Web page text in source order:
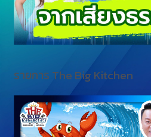
รายการ The Big Kitchen